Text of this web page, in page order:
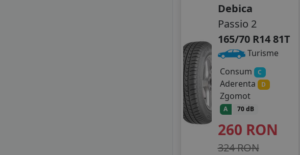
Debica
Passio 2
165/70 R14 81T
Turisme
Consum
C
Aderenta D
Zgomot
A 70 dB
260 RON
324 RON